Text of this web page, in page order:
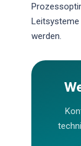
Leitsysteme
werden.